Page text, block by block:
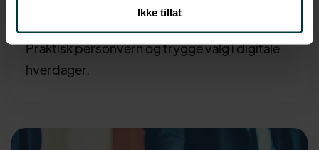
Ikke tillat
Personvern i hverdagen
Praktisk personvern og trygge valg i digitale
hverdager.